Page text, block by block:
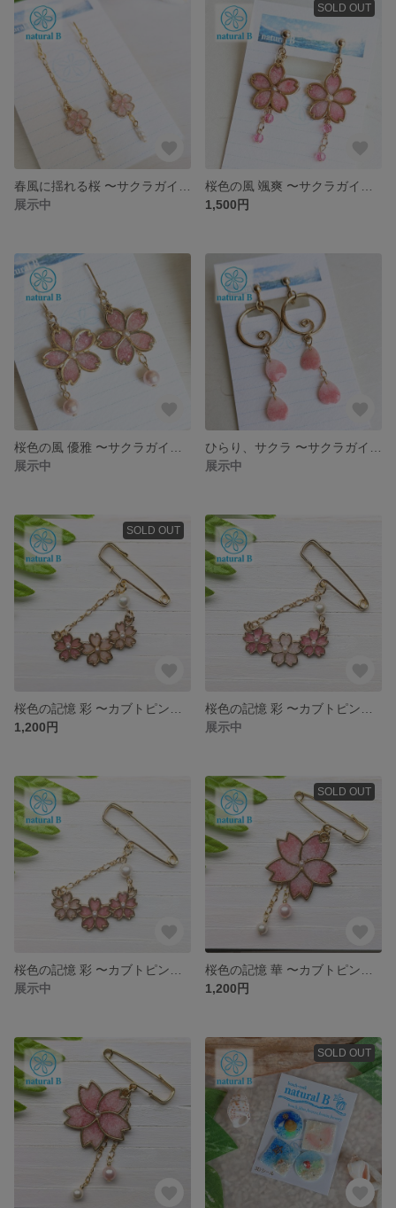
展示中
SOLD OUT
1,500円
展示中
展示中
SOLD OUT
1,200円
展示中
展示中
SOLD OUT
1,200円
SOLD OUT